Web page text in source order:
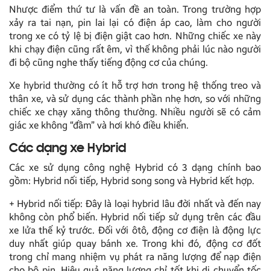
Nhược điểm thứ tư là vấn đề an toàn. Trong trường hợp
xảy ra tai nạn, pin lai lại có điện áp cao, làm cho người
trong xe có tỷ lệ bị điện giật cao hơn. Những chiếc xe này
khi chạy điện cũng rất êm, vì thế không phải lúc nào người
đi bộ cũng nghe thấy tiếng động cơ của chúng.
Xe hybrid thường có ít hỗ trợ hơn trong hệ thống treo và
thân xe, và sử dụng các thành phần nhẹ hơn, so với những
chiếc xe chạy xăng thông thường. Nhiều người sẽ có cảm
giác xe không “đầm” và hơi khó điều khiển.
Các dạng xe Hybrid
Các xe sử dụng công nghệ Hybrid có 3 dạng chính bao
gồm: Hybrid nối tiếp, Hybrid song song và Hybrid kết hợp.
+ Hybrid nối tiếp: Đây là loại hybrid lâu đời nhất và đến nay
không còn phổ biến. Hybrid nối tiếp sử dụng trên các đầu
xe lửa thế kỷ trước. Đối với ôtô, động cơ điện là động lực
duy nhất giúp quay bánh xe. Trong khi đó, động cơ đốt
trong chỉ mang nhiệm vụ phát ra năng lượng để nạp điện